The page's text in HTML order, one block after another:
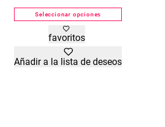
Seleccionar opciones
Este
producto
tiene
múltiples
favoritos
Añadir a la lista de deseos